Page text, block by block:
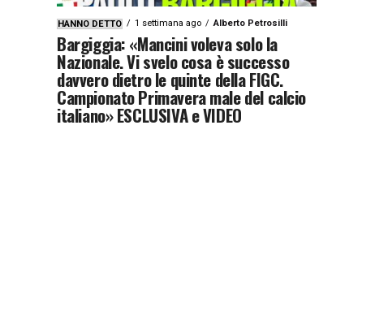
HANNO DETTO 1 settimana ago Alberto Petrosilli
Bargiggia: «Mancini voleva solo la
Nazionale. Vi svelo cosa è successo
davvero dietro le quinte della FIGC.
Campionato Primavera male del calcio
italiano» ESCLUSIVA e VIDEO